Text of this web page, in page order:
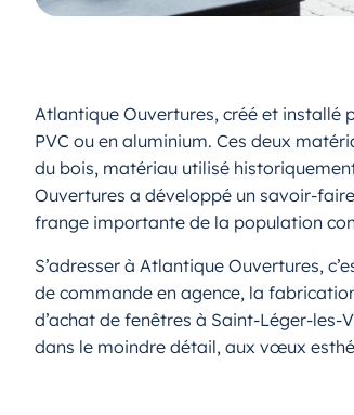
Atlantique Ouvertures, créé et installé
PVC ou en aluminium. Ces deux
du bois, matériau utilisé
Ouvertures a développé un savoir-
frange importante de la population
S’adresser à Atlantique Ouvertures,
de commande en agence, la
d’achat de fenêtres à Saint-Léger-
dans le moindre détail, aux vœux